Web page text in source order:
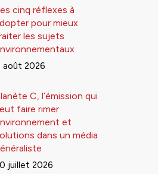
cinq réflexes à
pour mieux
les sujets
août 2026
C, l’émission qui
faire rimer
et
dans un média
juillet 2026